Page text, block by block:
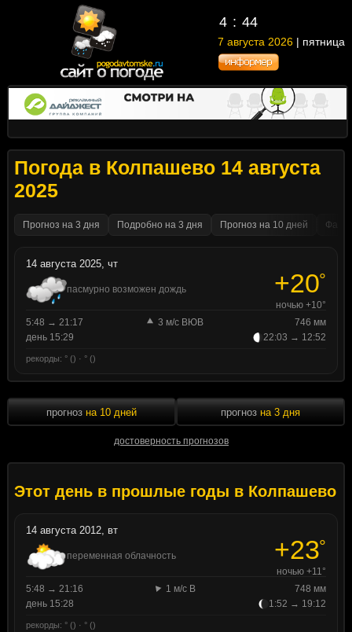
4 44
7 августа 2026 | пятница
Погода в Колпашево 14 августа
2025
Прогноз на 3 дня Подробно на 3 дня Прогноз на 10 дней
14 августа 2025, чт
пасмурно возможен дождь +20°
ночью +10°
5:48 → 21:17
3 м/с ВЮВ
746 мм
день 15:29
22:03 → 12:52
рекорды: ° () · ° ()
прогноз на 10 дней
достоверность прогнозов
прогноз на 3 дня
Этот день в прошлые годы в Колпашево
14 августа 2012, вт
переменная облачность +23°
ночью +11°
5:48 → 21:16
1 м/с В
748 мм
день 15:28
1:52 → 19:12
рекорды: ° () · ° ()